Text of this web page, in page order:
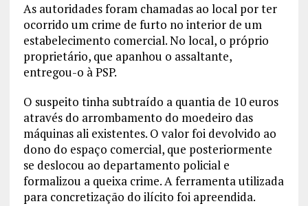
As autoridades foram chamadas ao local por ter
ocorrido um crime de furto no interior de um
estabelecimento comercial. No local, o próprio
proprietário, que apanhou o assaltante,
entregou-o à PSP.
O suspeito tinha subtraído a quantia de 10 euros
através do arrombamento do moedeiro das
máquinas ali existentes. O valor foi devolvido ao
dono do espaço comercial, que posteriormente
se deslocou ao departamento policial e
formalizou a queixa crime. A ferramenta utilizada
para concretização do ilícito foi apreendida.